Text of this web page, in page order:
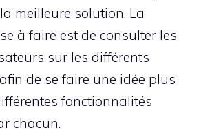
meilleure solution. La
à faire est de consulter les
sur les différents
de se faire une idée plus
fonctionnalités
chacun.